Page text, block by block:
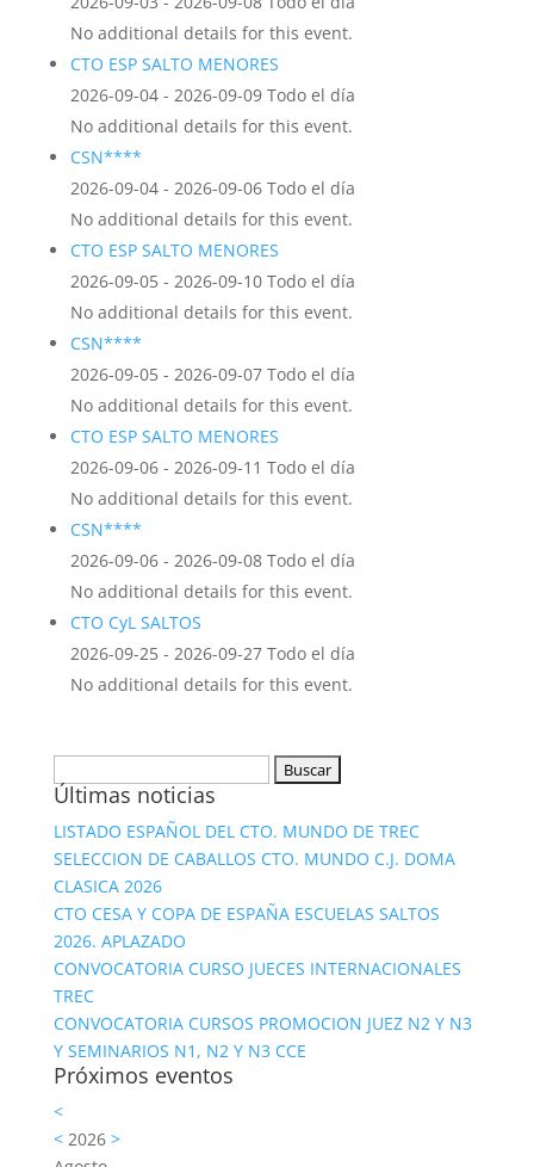
No additional details for this event.
CTO ESP SALTO MENORES
2026-09-04 - 2026-09-09 Todo el día
No additional details for this event.
CSN****
2026-09-04 - 2026-09-06 Todo el día
No additional details for this event.
CTO ESP SALTO MENORES
2026-09-05 - 2026-09-10 Todo el día
No additional details for this event.
CSN****
2026-09-05 - 2026-09-07 Todo el día
No additional details for this event.
CTO ESP SALTO MENORES
2026-09-06 - 2026-09-11 Todo el día
No additional details for this event.
CSN****
2026-09-06 - 2026-09-08 Todo el día
No additional details for this event.
CTO CyL SALTOS
2026-09-25 - 2026-09-27 Todo el día
No additional details for this event.
Últimas noticias
LISTADO ESPAÑOL DEL CTO. MUNDO DE TREC
SELECCION DE CABALLOS CTO. MUNDO C.J. DOMA
CLASICA 2026
CTO CESA Y COPA DE ESPAÑA ESCUELAS SALTOS
2026. APLAZADO
CONVOCATORIA CURSO JUECES INTERNACIONALES
TREC
CONVOCATORIA CURSOS PROMOCION JUEZ N2 Y N3
Y SEMINARIOS N1, N2 Y N3 CCE
Próximos eventos
<
<2026 >